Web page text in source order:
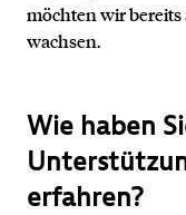
möchten wir
wachsen.
Wie haben
erfahren?